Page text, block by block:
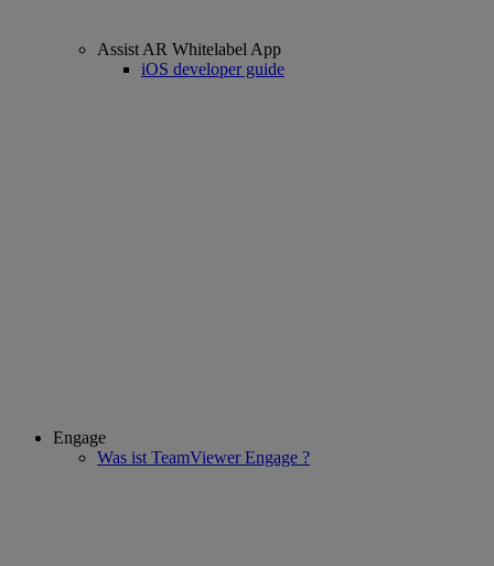
Assist AR Whitelabel App
iOS developer guide
Engage
Was ist TeamViewer Engage ?